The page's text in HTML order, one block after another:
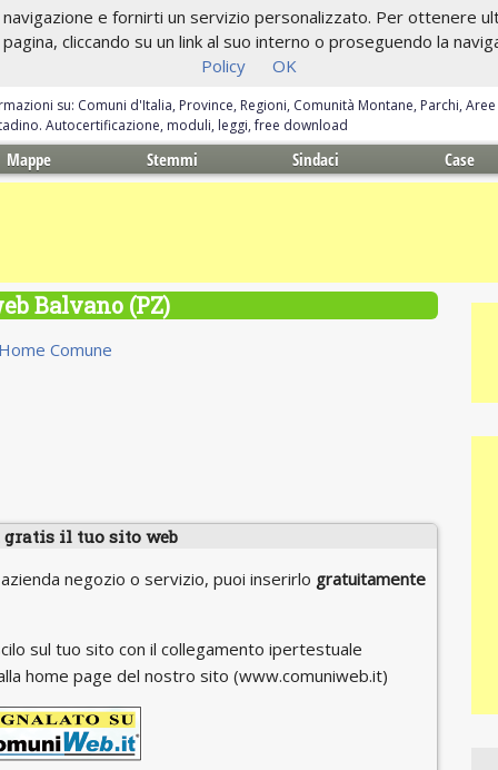
e fornirti un servizio personalizzato. Per ottenere
cliccando su un link al suo interno o proseguendo la
Policy
OK
su: Comuni d'Italia, Province, Regioni, Comunità Montane, Parchi,
Autocertificazione, moduli, leggi, free download
Mappe Stemmi Sindaci Case
Balvano (PZ)
Home Comune
gratis il tuo sito web
negozio o servizio, puoi inserirlo gratuitamente
sul tuo sito con il collegamento ipertestuale
home page del nostro sito (www.comuniweb.it)